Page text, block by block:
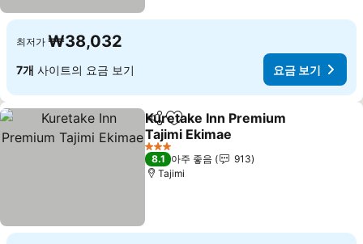
최저가 ₩38,032
7개 사이트의 요금 보기 요금 보기
공유 즐겨찾기에 추가
Kuretake Inn Premium
Tajimi Ekimae
요금 보기
3 성급
8.1 아주 좋음
913
Tajimi